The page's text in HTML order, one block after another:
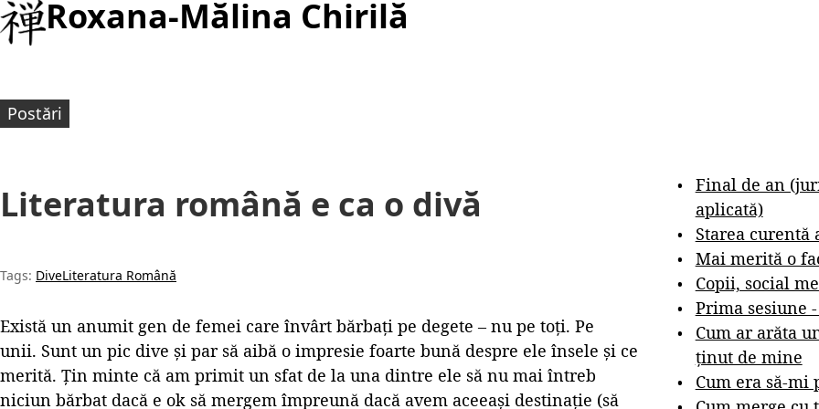
Roxana-Mălina Chirilă
Postări
Literatura română e ca o divă
Tags: DiveLiteratura Română
Există un anumit gen de femei care învârt bărbați pe degete – nu pe toți. Pe
unii. Sunt un pic dive și par să aibă o impresie foarte bună despre ele însele și ce
merită. Țin minte că am primit un sfat de la una dintre ele să nu mai întreb
niciun bărbat dacă e ok să mergem împreună dacă avem aceeași destinație (să
Final de an
aplicată)
Starea curentă
Mai merită o
Copii, social
Prima sesiune
Cum ar arăta
ținut de mine
Cum era să-mi